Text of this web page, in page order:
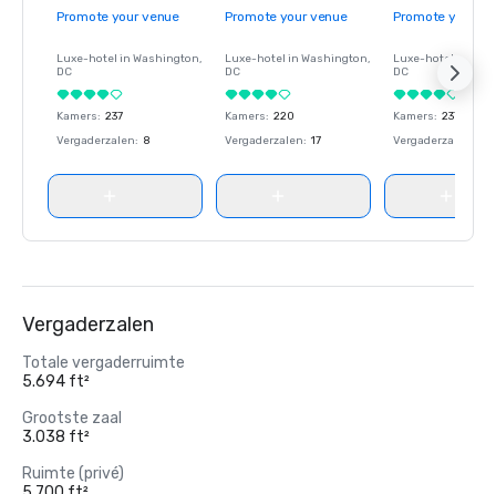
Promote your venue
Luxe-hotel in Washington,
DC
Kamers: 237
Vergaderzalen: 8
Promote your venue
Luxe-hotel in Washington,
DC
Kamers: 220
Vergaderzalen: 17
Promote your
Luxe-hotel in
DC
Kamers: 237
Vergaderzalen
Vergaderzalen
Totale vergaderruimte
5.694 ft²
Grootste zaal
3.038 ft²
Ruimte (privé)